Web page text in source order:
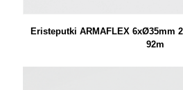
Eristeputki ARMAFLEX 6xØ35mm
92m